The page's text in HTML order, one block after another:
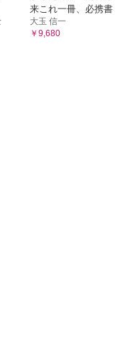
来これ一冊、必携書
大玉 信一
￥9,680